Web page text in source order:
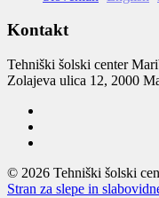
Kontakt
Tehniški šolski center
Zolajeva ulica 12, 2000
© 2026 Tehniški šolski
Stran za slepe in